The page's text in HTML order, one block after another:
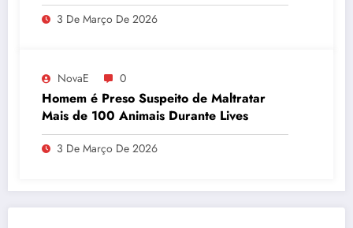
quantidade de urânio enriquecido
3 De Março De 2026
NovaE 0
Homem é Preso Suspeito de Maltratar
Mais de 100 Animais Durante Lives
3 De Março De 2026